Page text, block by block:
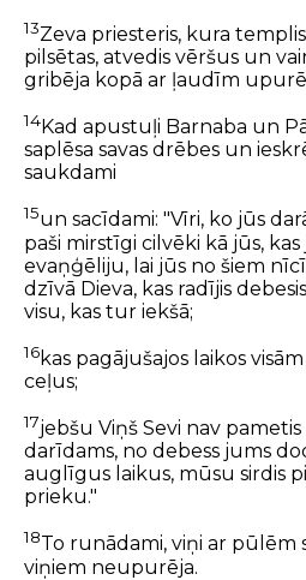
13Zeva priesteris, kura
pilsētas, atvedis vēršus un
gribēja kopā ar ļaudīm
14Kad apustuļi Barnaba un
saplēsa savas drēbes un
saukdami
15un sacīdami: "Vīri, ko jūs
paši mirstīgi cilvēki kā jūs,
evaņģēliju, lai jūs no šiem
dzīvā Dieva, kas radījis
visu, kas tur iekšā;
16kas pagājušajos laikos
ceļus;
17jebšu Viņš Sevi nav
darīdams, no debess jums
auglīgus laikus, mūsu sirdis
prieku."
18To runādami, viņi ar pūlēm
viņiem neupurēja.